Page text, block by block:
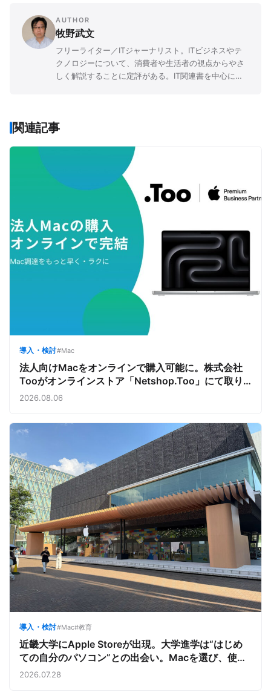
AUTHOR
牧野武文
フリーライター／ITジャーナリスト。ITビジネスやテ
クノロジーについて、消費者や生活者の視点からやさ
しく解説することに定評がある。IT関連書を中心に
関連記事
導入・検討#Mac
法人向けMacをオンラインで購入可能に。株式会社
Tooがオンラインストア「Netshop.Too」にて取り
扱いをスタート。デバイス調達の手間を減らし、スピ
2026.08.06
導入・検討#Mac#教育
近畿大学にApple Storeが出現。大学進学は“はじめ
ての自分のパソコン”との出会い。Macを選び、使う
魅力と楽しさを、夏のオープンキャンパスでアピール
2026.07.28